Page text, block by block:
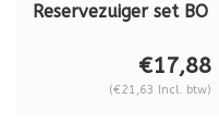
Reservezuiger set BO
zuignappen
€17,88
(€21,63 Incl. btw)